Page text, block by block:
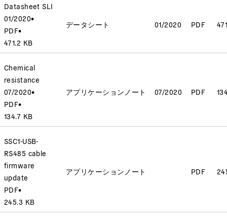
Datasheet SLI
01/2020•
PDF•
471.2 KB
データシート 01/2020 PDF
Chemical
resistance
07/2020•
PDF•
134.7 KB
アプリケーションノート 07/2020 PDF
SSC1-USB-
RS485 cable
firmware
update
PDF•
245.3 KB
アプリケーションノート PDF